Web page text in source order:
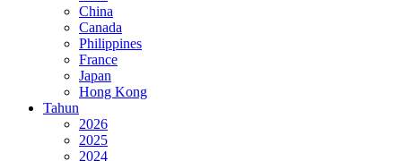
China
Canada
Philippines
France
Japan
Hong Kong
Tahun
2026
2025
2024